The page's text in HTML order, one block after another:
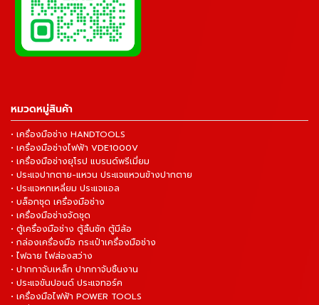
หมวดหมู่สินค้า
• เครื่องมือช่าง HANDTOOLS
• เครื่องมือช่างไฟฟ้า VDE1000V
• เครื่องมือช่างยุโรป แบรนด์พรีเมี่ยม
• ประแจปากตาย-แหวน ประแจแหวนข้างปากตาย
• ประแจหกเหลี่ยม ประแจแอล
• บล็อกชุด เครื่องมือช่าง
• เครื่องมือช่างจัดชุด
• ตู้เครื่องมือช่าง ตู้ลิ้นชัก ตู้มีล้อ
• กล่องเครื่องมือ กระเป๋าเครื่องมือช่าง
• ไฟฉาย ไฟส่องสว่าง
• ปากกาจับเหล็ก ปากกาจับชิ้นงาน
• ประแจขันปอนด์ ประแจทอร์ค
• เครื่องมือไฟฟ้า POWER TOOLS